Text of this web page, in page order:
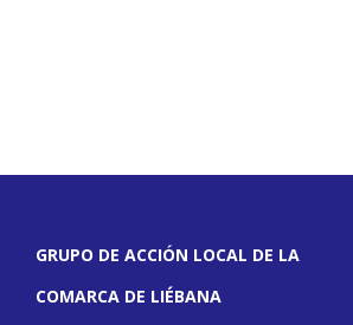
GRUPO DE ACCIÓN LOCAL DE LA
COMARCA DE LIÉBANA